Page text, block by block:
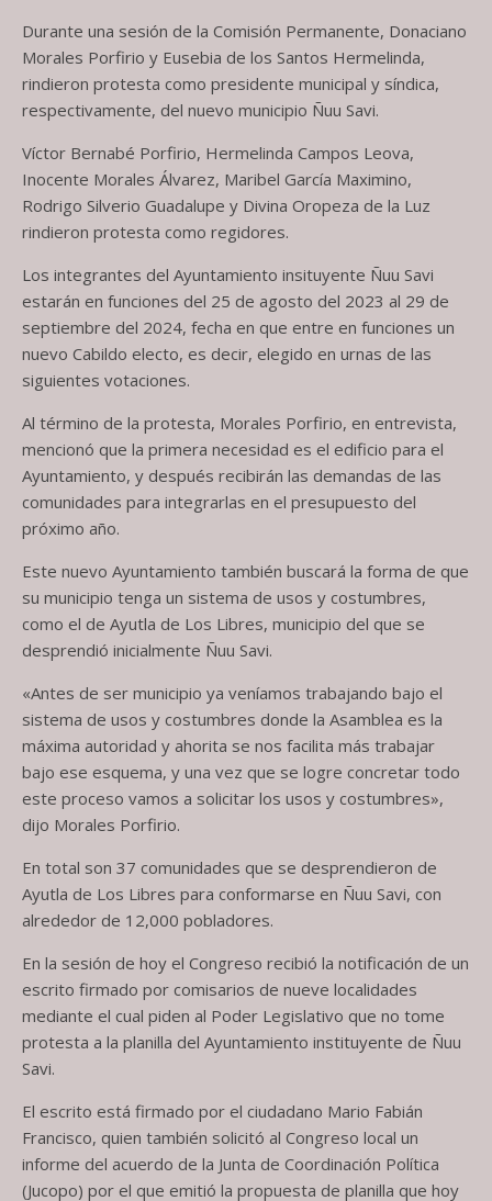
Durante una sesión de la Comisión Permanente, Donaciano
Morales Porfirio y Eusebia de los Santos Hermelinda,
rindieron protesta como presidente municipal y síndica,
respectivamente, del nuevo municipio Ñuu Savi.
Víctor Bernabé Porfirio, Hermelinda Campos Leova,
Inocente Morales Álvarez, Maribel García Maximino,
Rodrigo Silverio Guadalupe y Divina Oropeza de la Luz
rindieron protesta como regidores.
Los integrantes del Ayuntamiento insituyente Ñuu Savi
estarán en funciones del 25 de agosto del 2023 al 29 de
septiembre del 2024, fecha en que entre en funciones un
nuevo Cabildo electo, es decir, elegido en urnas de las
siguientes votaciones.
Al término de la protesta, Morales Porfirio, en entrevista,
mencionó que la primera necesidad es el edificio para el
Ayuntamiento, y después recibirán las demandas de las
comunidades para integrarlas en el presupuesto del
próximo año.
Este nuevo Ayuntamiento también buscará la forma de que
su municipio tenga un sistema de usos y costumbres,
como el de Ayutla de Los Libres, municipio del que se
desprendió inicialmente Ñuu Savi.
«Antes de ser municipio ya veníamos trabajando bajo el
sistema de usos y costumbres donde la Asamblea es la
máxima autoridad y ahorita se nos facilita más trabajar
bajo ese esquema, y una vez que se logre concretar todo
este proceso vamos a solicitar los usos y costumbres»,
dijo Morales Porfirio.
En total son 37 comunidades que se desprendieron de
Ayutla de Los Libres para conformarse en Ñuu Savi, con
alrededor de 12,000 pobladores.
En la sesión de hoy el Congreso recibió la notificación de un
escrito firmado por comisarios de nueve localidades
mediante el cual piden al Poder Legislativo que no tome
protesta a la planilla del Ayuntamiento instituyente de Ñuu
Savi.
El escrito está firmado por el ciudadano Mario Fabián
Francisco, quien también solicitó al Congreso local un
informe del acuerdo de la Junta de Coordinación Política
(Jucopo) por el que emitió la propuesta de planilla que hoy